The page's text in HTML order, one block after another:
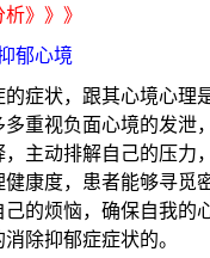
》》》
郁心境
状，跟其心境心理
重视负面心境的发泄
主动排解自己的压力
康度，患者能够寻觅
的烦恼，确保自我的
除抑郁症症状的。